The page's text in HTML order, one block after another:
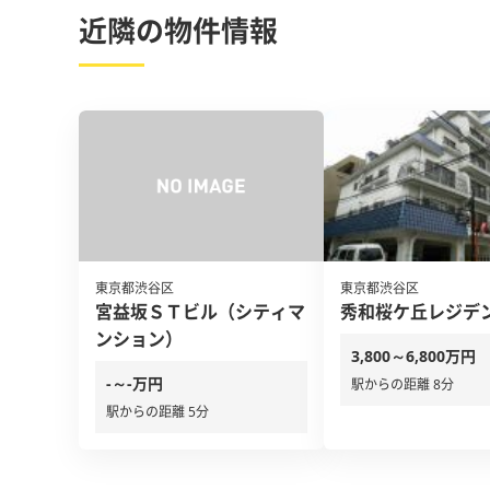
近隣の物件情報
東京都渋谷区
宮益坂ＳＴビル（シティマ
ンション）
-～-万円
駅からの距離 5分
東京都渋谷区
秀和桜ケ丘レジデ
3,800～6,800万円
駅からの距離 8分